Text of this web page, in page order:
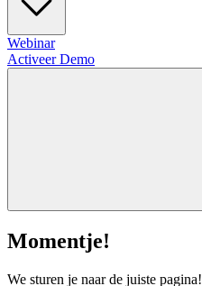
Webinar
Activeer Demo
Momentje!
We sturen je naar de juiste pagina!